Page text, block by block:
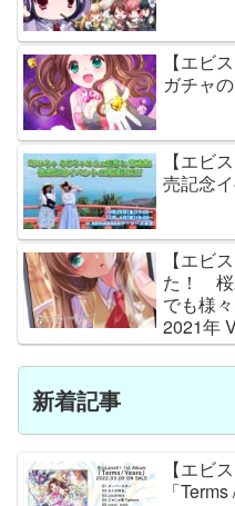
【エビ
ガチャ
【エビ
売記念
【エビ
た！ 桜
でも様
2021年
新着記事
【エビ
「